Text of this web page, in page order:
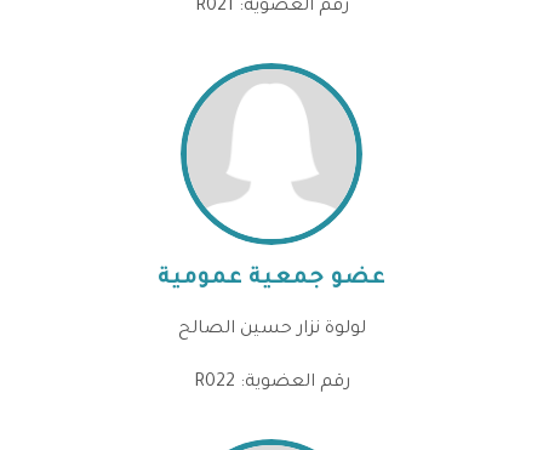
رقم العضوية: R021
عضو جمعية عمومية
لولوة نزار حسين الصالح
رقم العضوية: R022